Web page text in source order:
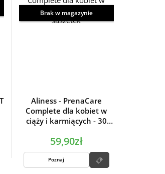
Brak w magazynie
Aliness - PrenaCare
Complete dla kobiet w
ciąży i karmiących - 30
59,90zł
Poznaj